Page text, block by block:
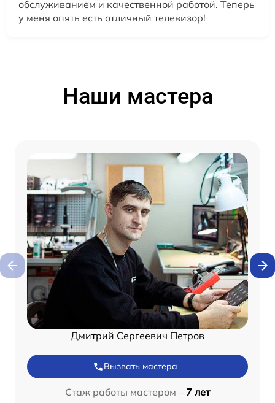
обслуживанием и качественной работой. Теперь
у меня опять есть отличный телевизор!
Наши мастера
Дмитрий Сергеевич Петров
Вызвать мастера
Стаж работы мастером – 7 лет